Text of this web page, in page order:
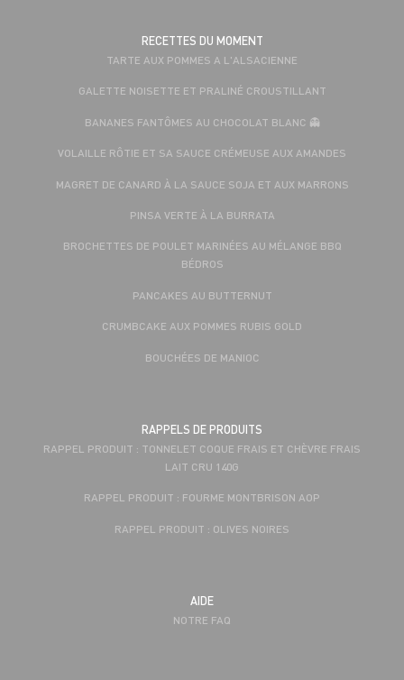
RECETTES DU MOMENT
TARTE AUX POMMES A L'ALSACIENNE
GALETTE NOISETTE ET PRALINÉ CROUSTILLANT
BANANES FANTÔMES AU CHOCOLAT BLANC 👻
VOLAILLE RÔTIE ET SA SAUCE CRÉMEUSE AUX AMANDES
MAGRET DE CANARD À LA SAUCE SOJA ET AUX MARRONS
PINSA VERTE À LA BURRATA
BROCHETTES DE POULET MARINÉES AU MÉLANGE BBQ
BÉDROS
PANCAKES AU BUTTERNUT
CRUMBCAKE AUX POMMES RUBIS GOLD
BOUCHÉES DE MANIOC
RAPPELS DE PRODUITS
RAPPEL PRODUIT : TONNELET COQUE FRAIS ET CHÈVRE FRAIS
LAIT CRU 140G
RAPPEL PRODUIT : FOURME MONTBRISON AOP
RAPPEL PRODUIT : OLIVES NOIRES
AIDE
NOTRE FAQ